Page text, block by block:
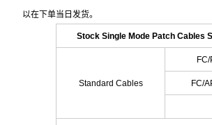
以在下单当日发货。
Stock Single Mode Patch Cables
Standard Cables FC/